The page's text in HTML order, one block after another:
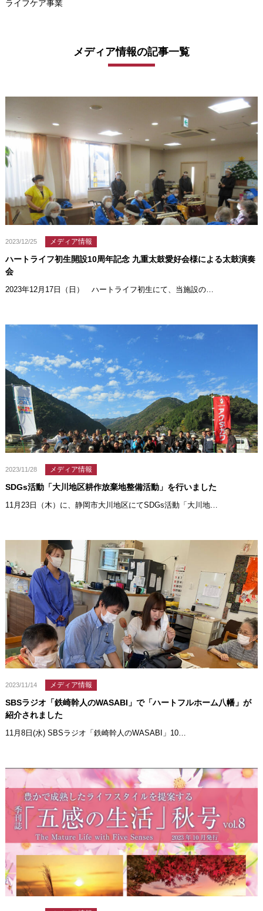
ライフケア事業
メディア情報の記事一覧
2023/12/25 メディア情報
ハートライフ初生開設10周年記念 九重太鼓愛好会様による太鼓演奏
会
2023年12月17日（日） ハートライフ初生にて、当施設の…
2023/11/28 メディア情報
SDGs活動「大川地区耕作放棄地整備活動」を行いました
11月23日（木）に、静岡市大川地区にてSDGs活動「大川地…
2023/11/14 メディア情報
SBSラジオ「鉄崎幹人のWASABI」で「ハートフルホーム八幡」が
紹介されました
11月8日(水) SBSラジオ「鉄崎幹人のWASABI」10…